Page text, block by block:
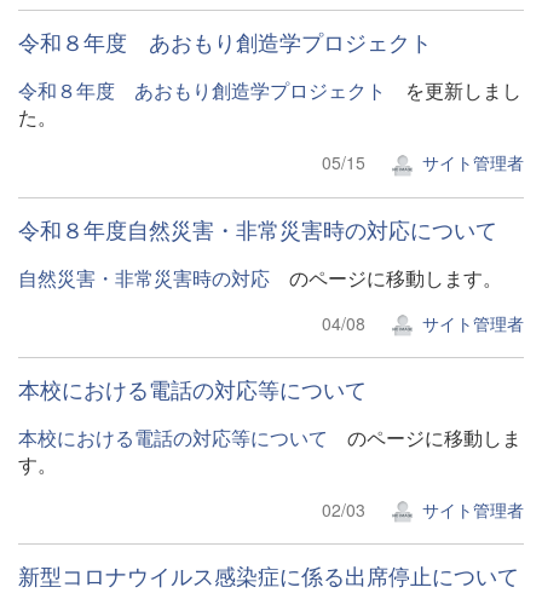
令和８年度 あおもり創造学プロジェクト
令和８年度 あおもり創造学プロジェクト
を更新しまし
た。
05/15 サイト管理者
令和８年度自然災害・非常災害時の対応について
自然災害・非常災害時の対応 のページに移動します。
04/08 サイト管理者
本校における電話の対応等について
本校における電話の対応等について のページに移動しま
す。
02/03 サイト管理者
新型コロナウイルス感染症に係る出席停止について